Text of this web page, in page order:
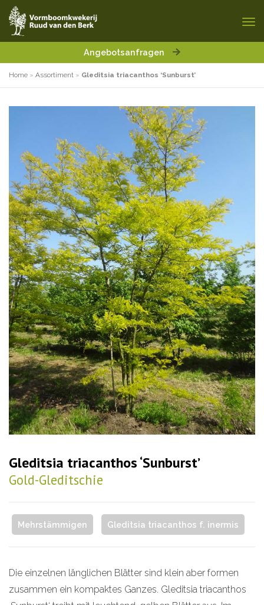
Angebotsanfragen
Home » Assortiment » Gleditsia triacanthos ‘Sunburst’
Gleditsia triacanthos ‘Sunburst’
Gold-Gleditschie
Mehrstämmigen Gleditsia triacanthos f. inermis
Die einzelnen länglichen Blätter sind klein aber formen
zusammen ein kompaktes Ganzes. Gleditsia triacanthos